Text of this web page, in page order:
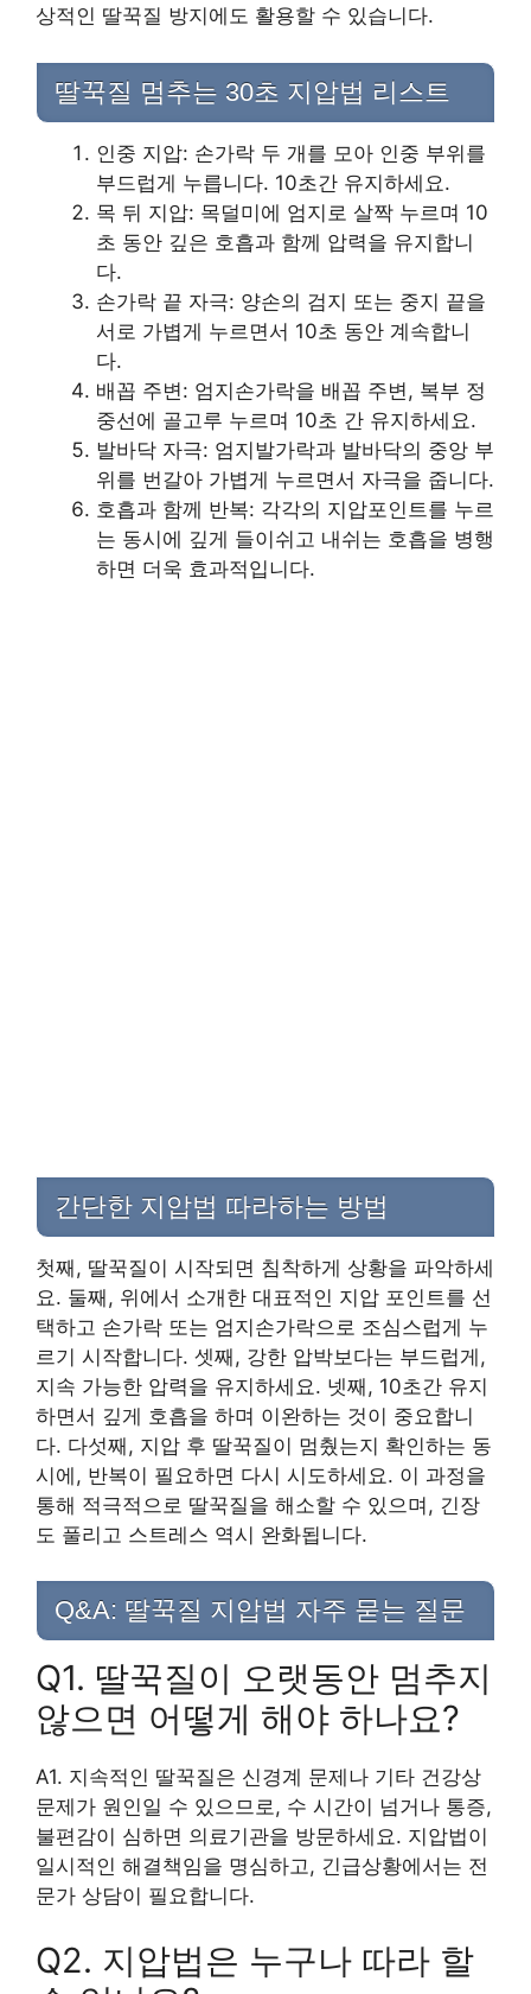
상적인 딸꾹질 방지에도 활용할 수 있습니다.
딸꾹질 멈추는 30초 지압법 리스트
인중 지압: 손가락 두 개를 모아 인중 부위를
부드럽게 누릅니다. 10초간 유지하세요.
목 뒤 지압: 목덜미에 엄지로 살짝 누르며 10
초 동안 깊은 호흡과 함께 압력을 유지합니
다.
손가락 끝 자극: 양손의 검지 또는 중지 끝을
서로 가볍게 누르면서 10초 동안 계속합니
다.
배꼽 주변: 엄지손가락을 배꼽 주변, 복부 정
중선에 골고루 누르며 10초 간 유지하세요.
발바닥 자극: 엄지발가락과 발바닥의 중앙 부
위를 번갈아 가볍게 누르면서 자극을 줍니다.
호흡과 함께 반복: 각각의 지압포인트를 누르
는 동시에 깊게 들이쉬고 내쉬는 호흡을 병행
하면 더욱 효과적입니다.
간단한 지압법 따라하는 방법
첫째, 딸꾹질이 시작되면 침착하게 상황을 파악하세
요. 둘째, 위에서 소개한 대표적인 지압 포인트를 선
택하고 손가락 또는 엄지손가락으로 조심스럽게 누
르기 시작합니다. 셋째, 강한 압박보다는 부드럽게,
지속 가능한 압력을 유지하세요. 넷째, 10초간 유지
하면서 깊게 호흡을 하며 이완하는 것이 중요합니
다. 다섯째, 지압 후 딸꾹질이 멈췄는지 확인하는 동
시에, 반복이 필요하면 다시 시도하세요. 이 과정을
통해 적극적으로 딸꾹질을 해소할 수 있으며, 긴장
도 풀리고 스트레스 역시 완화됩니다.
Q&A: 딸꾹질 지압법 자주 묻는 질문
Q1. 딸꾹질이 오랫동안 멈추지
않으면 어떻게 해야 하나요?
A1. 지속적인 딸꾹질은 신경계 문제나 기타 건강상
문제가 원인일 수 있으므로, 수 시간이 넘거나 통증,
불편감이 심하면 의료기관을 방문하세요. 지압법이
일시적인 해결책임을 명심하고, 긴급상황에서는 전
문가 상담이 필요합니다.
Q2. 지압법은 누구나 따라 할